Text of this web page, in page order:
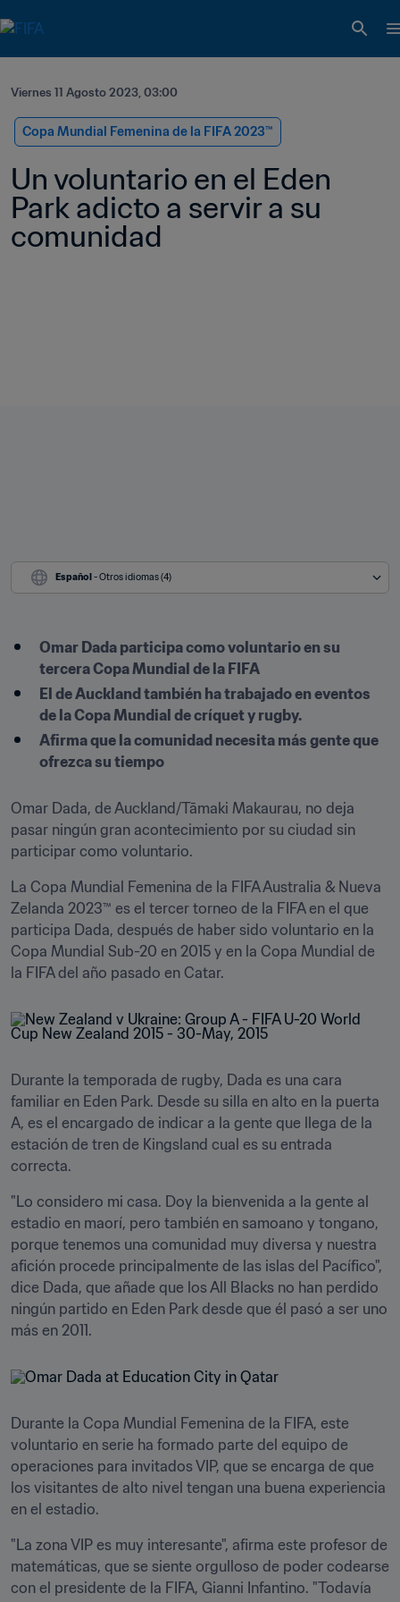
Viernes 11 Agosto 2023, 03:00
Copa Mundial Femenina de la FIFA 2023™
Un voluntario en el Eden
Park adicto a servir a su
comunidad
Español - Otros idiomas (4)
Omar Dada participa como voluntario en su
tercera Copa Mundial de la FIFA
El de Auckland también ha trabajado en eventos
de la Copa Mundial de críquet y rugby.
Afirma que la comunidad necesita más gente que
ofrezca su tiempo
Omar Dada, de Auckland/Tāmaki Makaurau, no deja
pasar ningún gran acontecimiento por su ciudad sin
participar como voluntario.
La Copa Mundial Femenina de la FIFA Australia & Nueva
Zelanda 2023™ es el tercer torneo de la FIFA en el que
participa Dada, después de haber sido voluntario en la
Copa Mundial Sub-20 en 2015 y en la Copa Mundial de
la FIFA del año pasado en Catar.
Durante la temporada de rugby, Dada es una cara
familiar en Eden Park. Desde su silla en alto en la puerta
A, es el encargado de indicar a la gente que llega de la
estación de tren de Kingsland cual es su entrada
correcta.
"Lo considero mi casa. Doy la bienvenida a la gente al
estadio en maorí, pero también en samoano y tongano,
porque tenemos una comunidad muy diversa y nuestra
afición procede principalmente de las islas del Pacífico",
dice Dada, que añade que los All Blacks no han perdido
ningún partido en Eden Park desde que él pasó a ser uno
más en 2011.
Durante la Copa Mundial Femenina de la FIFA, este
voluntario en serie ha formado parte del equipo de
operaciones para invitados VIP, que se encarga de que
los visitantes de alto nivel tengan una buena experiencia
en el estadio.
"La zona VIP es muy interesante", afirma este profesor de
matemáticas, que se siente orgulloso de poder codearse
con el presidente de la FIFA, Gianni Infantino. "Todavía